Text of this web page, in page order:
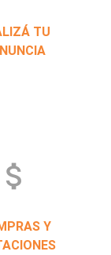
TU
attach_money
Y